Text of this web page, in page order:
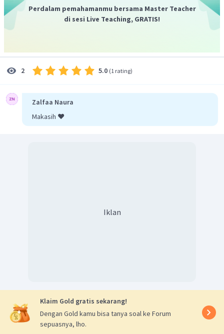
Perdalam pemahamanmu bersama Master Teacher
di sesi Live Teaching, GRATIS!
2 5.0 (1 rating)
Zalfaa Naura
Makasih ❤️
Iklan
Klaim Gold gratis sekarang!
Dengan Gold kamu bisa tanya soal ke Forum
sepuasnya, lho.